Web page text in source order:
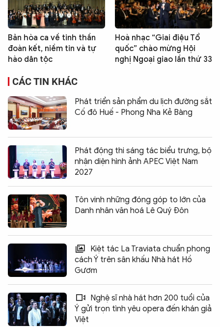
Bản hòa ca về tinh thần
đoàn kết, niềm tin và tự
hào dân tộc
Hoà nhạc “Giai điệu Tổ
quốc” chào mừng Hội
nghị Ngoại giao lần thứ 33
CÁC TIN KHÁC
Phát triển sản phẩm du lịch đường sắt
Cố đô Huế - Phong Nha Kẻ Bàng
Phát động thi sáng tác biểu trưng, bộ
nhận diện hình ảnh APEC Việt Nam
2027
Tôn vinh những đóng góp to lớn của
Danh nhân văn hoá Lê Quý Đôn
Kiệt tác La Traviata chuẩn phong
cách Ý trên sân khấu Nhà hát Hồ
Gươm
Nghệ sĩ nhà hát hơn 200 tuổi của
Ý gửi trọn tình yêu opera đến khán giả
Việt